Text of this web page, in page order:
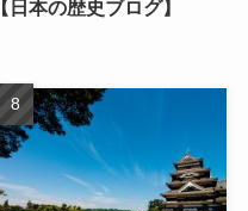
【日本の歴史ブログ】